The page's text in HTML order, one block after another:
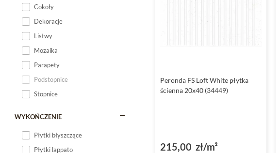
Cokoły
Dekoracje
Listwy
Mozaika
Parapety
Podstopnice
Stopnice
WYKOŃCZENIE
Płytki błyszczące
Płytki lappato
Peronda FS Loft White płytka
ścienna 20x40 (34449)
215,00 zł/m²